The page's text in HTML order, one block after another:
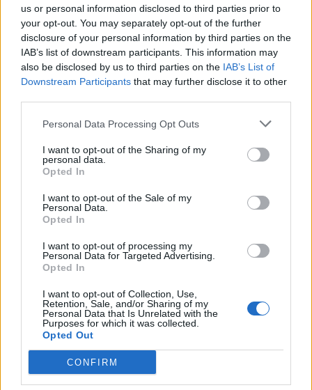
us or personal information disclosed to third parties prior to
your opt-out. You may separately opt-out of the further
disclosure of your personal information by third parties on the
IAB’s list of downstream participants. This information may
also be disclosed by us to third parties on the IAB’s List of
Downstream Participants that may further disclose it to other
Personal Data Processing Opt Outs
I want to opt-out of the Sharing of my
personal data.
Opted In
I want to opt-out of the Sale of my
Personal Data.
Opted In
I want to opt-out of processing my
Personal Data for Targeted Advertising.
Opted In
I want to opt-out of Collection, Use,
Retention, Sale, and/or Sharing of my
Personal Data that Is Unrelated with the
Purposes for which it was collected.
Opted Out
CONFIRM
Β. Διαδικασίες πλήρωσης θέσεων τακτικού
προσωπικού (ν. 4765/2021, ν. 5149/2024)
Πανελλήνιος Γραπτός Διαγωνισμός (Δομή,
Περιεχόμενο, Κριτήρια, - άρθρα 8, 12)
Κριτήρια επιλογής προσωπικού με σειρά
προτεραιότητας (άρθρο 29)
ΑΜΕΑ (άρθρο 6)
Επιλαχόντες (άρθρο 25)
Ειδικές επισημάνσεις (Προκηρύξεις Κ, υποβολή
ηλεκτρονικών αιτήσεων και δικαιολογητικών από
το μητρώο - Ηλεκτρονικές Υπηρεσίες ΑΣΕΠ)
Δ/νσης Επιλογής Προσωπικού
κ. Ιωάννης Μπάτζιος – Αν. Προϊστάμενος Τμήματος
Έκδοσης Οριστικών Αποτελεσμάτων
κα. Ιφιγένεια Παναγιώτου – Τμήμα Ηλεκτρονικών
Υπηρεσιών
Διάλειμμα